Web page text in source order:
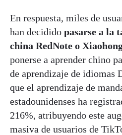
En respuesta, miles de
han decidido pasarse a la
china RedNote o
ponerse a aprender chino
de aprendizaje de idiomas
que el aprendizaje de
estadounidenses ha
216%, atribuyendo este
masiva de usuarios de